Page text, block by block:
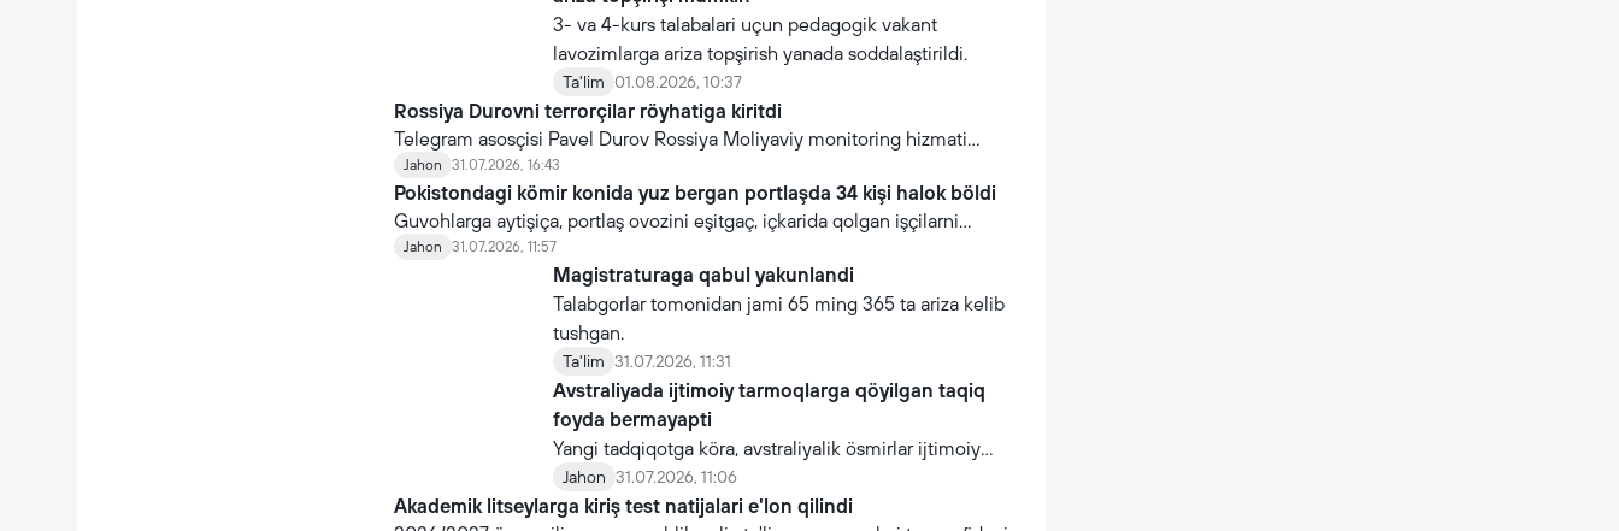
3- va 4-kurs talabalari uçun pedagogik vakant
lavozimlarga ariza topşirish yanada soddalaştirildi.
Ta'lim 01.08.2026, 10:37
Rossiya Durovni terrorçilar röyhatiga kiritdi
Telegram asosçisi Pavel Durov Rossiya Moliyaviy monitoring hizmati
(Rosfinmonitoring) tomonidan terrorçilar va ekstremistlar röyhatiga kiritildi.
Tegişli yozuv idora reyestrida paydo böldi.
Jahon 31.07.2026, 16:43
Pokistondagi kömir konida yuz bergan portlaşda 34 kişi halok böldi
Guvohlarga aytişiça, portlaş ovozini eşitgaç, içkarida qolgan işçilarni
qutqariş uçun atrofdagi konçilar şaxtaga tuşgan. Va ular ham halok bölgan.
Jahon 31.07.2026, 11:57
Magistraturaga qabul yakunlandi
Talabgorlar tomonidan jami 65 ming 365 ta ariza kelib
tushgan.
Ta'lim 31.07.2026, 11:31
Avstraliyada ijtimoiy tarmoqlarga qöyilgan taqiq
foyda bermayapti
Yangi tadqiqotga köra, avstraliyalik ösmirlar ijtimoiy
tarmoqlarga qöyilgan taqiqdan söng ham ulardan
foydalanmoqda.
Jahon 31.07.2026, 11:06
Akademik litseylarga kiriş test natijalari e'lon qilindi